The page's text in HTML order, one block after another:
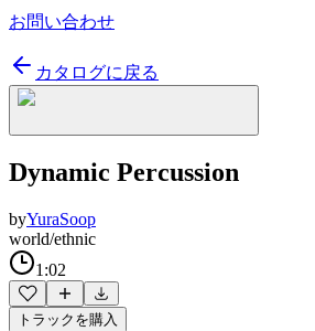
お問い合わせ
カタログに戻る
Dynamic Percussion
byYuraSoop
world/ethnic
1:02
トラックを購入